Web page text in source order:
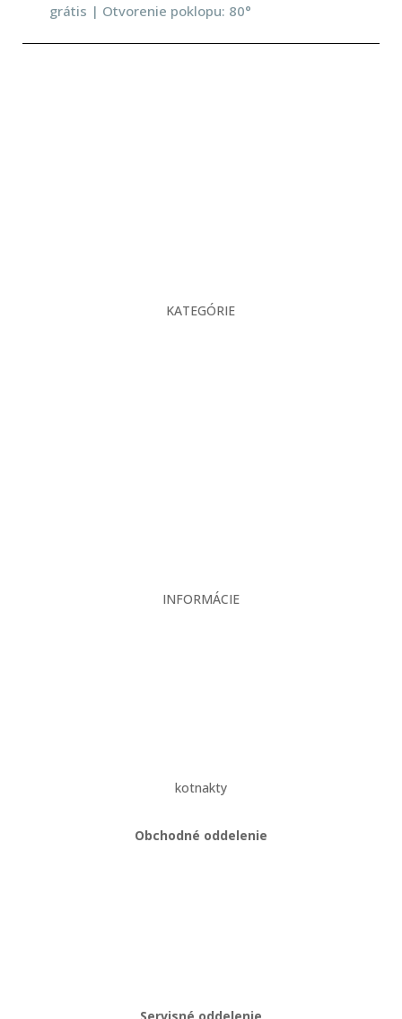
grátis | Otvorenie poklopu: 80°
KATEGÓRIE
INFORMÁCIE
kotnakty
Obchodné oddelenie